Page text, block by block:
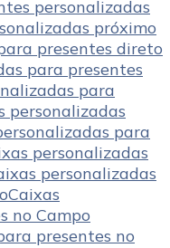
personalizadas
próximo
presentes direto
para presentes
para
personalizadas
para
personalizadas
personalizadas
Caixas
no Campo
presentes no